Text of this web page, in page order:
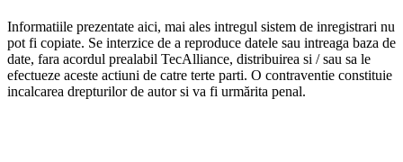
Informatiile prezentate aici, mai ales intregul sistem de inregistrari nu
pot fi copiate. Se interzice de a reproduce datele sau intreaga baza de
date, fara acordul prealabil TecAlliance, distribuirea si / sau sa le
efectueze aceste actiuni de catre terte parti. O contraventie constituie
incalcarea drepturilor de autor si va fi urmărita penal.